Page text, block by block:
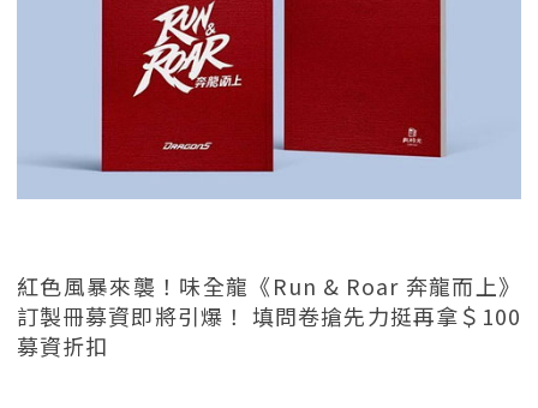
紅色風暴來襲！味全龍《Run & Roar 奔龍而上》
訂製冊募資即將引爆！ 填問卷搶先力挺再拿＄100
募資折扣